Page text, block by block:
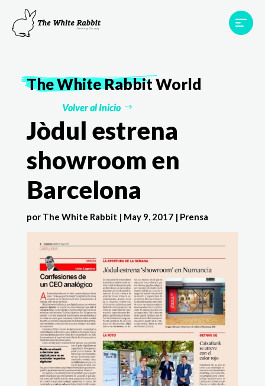
Proyectos
Testimonios
TWR World
The White RabbitWorld
Volver al Inicio
Jòdul estrena
showroom en
Barcelona
por The White Rabbit | May 9, 2017| Prensa